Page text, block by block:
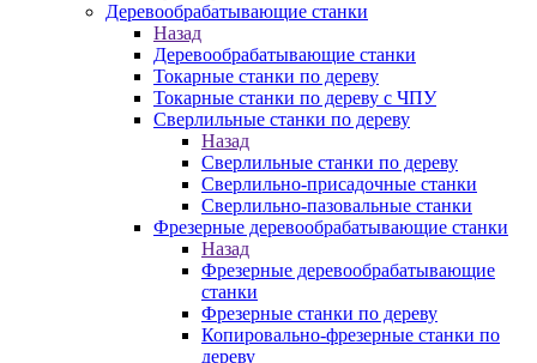
Деревообрабатывающие станки
Назад
Деревообрабатывающие станки
Токарные станки по дереву
Токарные станки по дереву с ЧПУ
Сверлильные станки по дереву
Назад
Сверлильные станки по дереву
Сверлильно-присадочные станки
Сверлильно-пазовальные станки
Фрезерные деревообрабатывающие станки
Назад
Фрезерные деревообрабатывающие
станки
Фрезерные станки по дереву
Копировально-фрезерные станки по
дереву